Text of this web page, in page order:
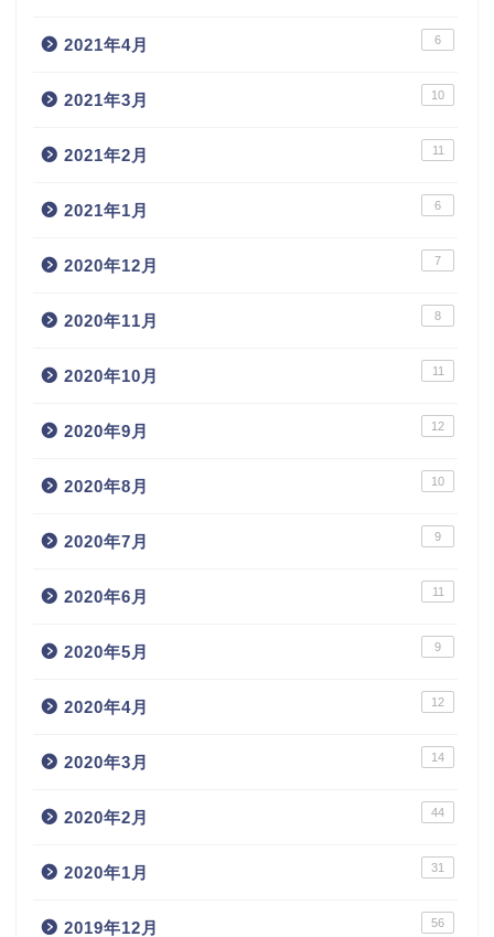
2021年4月 6
2021年3月 10
2021年2月 11
2021年1月 6
2020年12月 7
2020年11月 8
2020年10月 11
2020年9月 12
2020年8月 10
2020年7月 9
2020年6月 11
2020年5月 9
2020年4月 12
2020年3月 14
2020年2月 44
2020年1月 31
2019年12月 56